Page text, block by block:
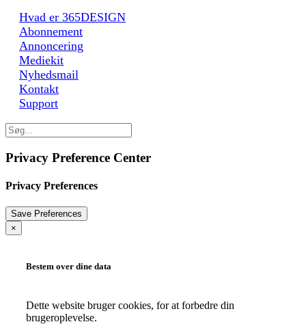
Hvad er 365DESIGN
Abonnement
Annoncering
Mediekit
Nyhedsmail
Kontakt
Support
Privacy Preference Center
Privacy Preferences
×
Bestem over dine data
Dette website bruger cookies, for at forbedre din
brugeroplevelse.